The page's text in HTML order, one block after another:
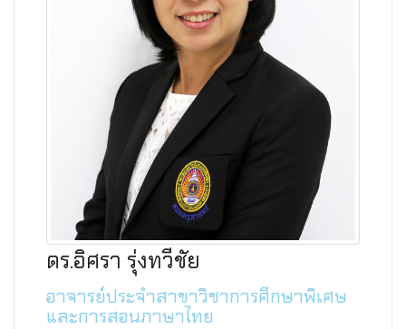
ดร.อิศรา รุ่งทวีชัย
อาจารย์ประจำสาขาวิชาการศึกษาพิเศษ
และการสอนภาษาไทย